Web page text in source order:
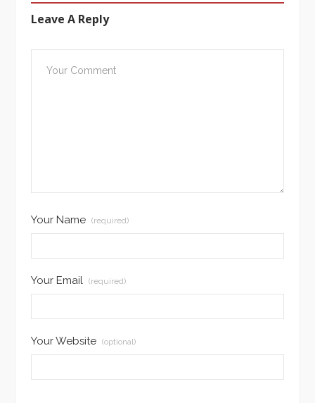
Leave A Reply
Your Name (required)
Your Email (required)
Your Website (optional)